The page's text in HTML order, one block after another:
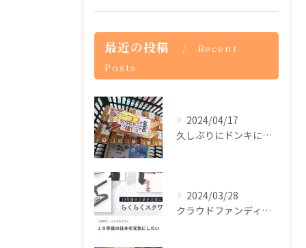
最近の投稿
Recent
Posts
2024/04/17
久しぶりにドンキに行ったらザバスのプロテインドリンクが1本5...
2024/03/28
クラウドファンディングの審査が通過したので5月29日から一般...